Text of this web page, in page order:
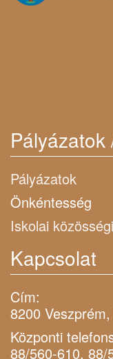
Pályázatok
Pályázatok
Önkéntesség
Iskolai
Kapcsolat
Cím:
8200
Központi
88/560-610, 88/